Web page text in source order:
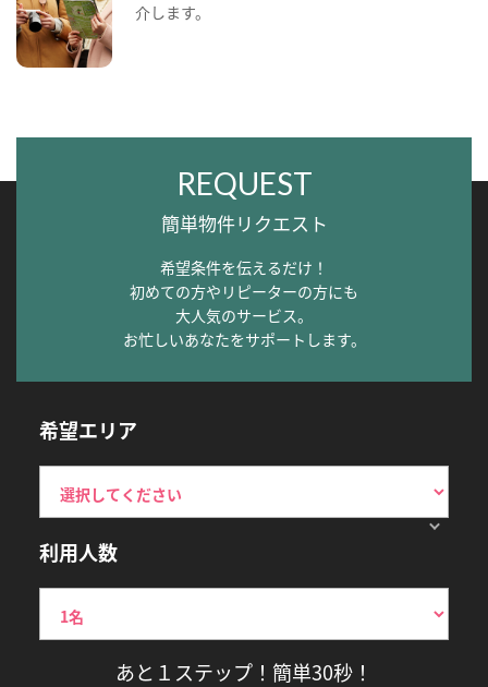
介します。
REQUEST
簡単物件リクエスト
希望条件を伝えるだけ！
初めての方やリピーターの方にも
大人気のサービス。
お忙しいあなたをサポートします。
希望エリア
利用人数
あと１ステップ！簡単30秒！